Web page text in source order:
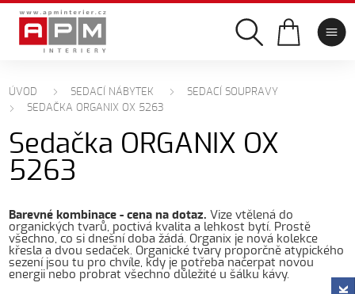
ÚVOD SEDACÍ NÁBYTEK
SEDACÍ SOUPRAVY
SEDAČKA ORGANIX OX 5263
Sedačka ORGANIX OX
5263
Barevné kombinace - cena na dotaz. Vize vtělená do
organických tvarů, poctivá kvalita a lehkost bytí. Prostě
všechno, co si dnešní doba žádá. Organix je nová kolekce
křesla a dvou sedaček. Organické tvary proporčně atypického
sezení jsou tu pro chvíle, kdy je potřeba načerpat novou
energii nebo probrat všechno důležité u šálku kávy.